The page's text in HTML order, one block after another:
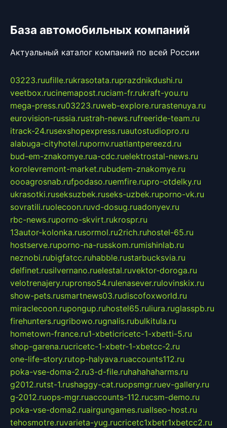
База автомобильных компаний
Актуальный каталог компаний по всей России
03223.ruufille.rukrasotata.ruprazdnikdushi.ru
veetbox.rucinemapost.ruciam-fr.rukraft-you.ru
mega-press.ru03223.ruweb-explore.rurastenuya.ru
eurovision-russia.rustrah-news.rufreeride-team.ru
itrack-24.rusexshopexpress.ruautostudiopro.ru
alabuga-cityhotel.rupornv.ruatlantpereezd.ru
bud-em-znakomye.rua-cdc.ruelektrostal-news.ru
korolevremont-market.rubudem-znakomye.ru
oooagrosnab.rufpodaso.ruemfire.rupro-otdelky.ru
ukrasotki.ruseksuzbek.ruseks-uzbek.ruporno-vk.ru
sovratili.ruolecoon.ruvd-dosug.ruadonyev.ru
rbc-news.ruporno-skvirt.rukrospr.ru
13autor-kolonka.rusormol.ru2rich.ruhostel-65.ru
hostserve.ruporno-na-russkom.rumishinlab.ru
neznobi.rubigfatcc.ruhabble.rustarbucksvia.ru
delfinet.rusilvernano.ruelestal.ruvektor-doroga.ru
velotrenajery.rupronso54.rulenasever.rulovinskix.ru
show-pets.rusmartnews03.rudiscofoxworld.ru
miraclecoon.rupongup.ruhostel65.ruliura.ruglasspb.ru
firehunters.rugribowo.rugnalis.rubulkitula.ru
hometown-france.ru1-xbeticricetc-1-xbetti-5.ru
shop-garena.rucricetc-1-xbetr-1-xbetcc-2.ru
one-life-story.rutop-halyava.ruaccounts112.ru
poka-vse-doma-2.ru3-d-file.ruhahahaharms.ru
g2012.rutst-1.rushaggy-cat.ruopsmgr.ruev-gallery.ru
g-2012.ruops-mgr.ruaccounts-112.rucsm-demo.ru
poka-vse-doma2.ruairgungames.ruallseo-host.ru
tehosmotre.ruvarieta-yug.rucricetc1xbetr1xbetcc2.ru